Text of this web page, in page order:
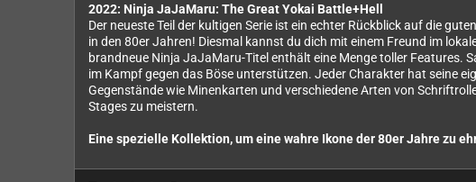
2022: Ninja JaJaMaru: The Great Yokai Battle+Hell
Der neueste Teil der kultigen Serie ist ein echter Rückblick auf die
in den 80er Jahren! Diesmal kannst du dich mit einem Freund im
brandneue Ninja JaJaMaru-Titel enthält eine Menge toller Features.
im Kampf gegen das Böse unterstützen. Jeder Charakter hat seine
Gegenstände wie Minenkarten und verschiedene Arten von
Stages zu meistern.
Eine spezielle Kollektion, um eine wahre Ikone der 80er Jahre zu